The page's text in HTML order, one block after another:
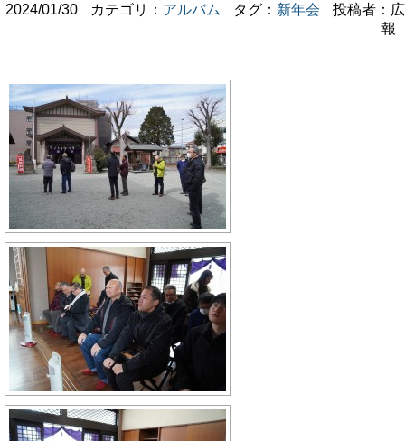
2024/01/30 カテゴリ： アルバム タグ： 新年会
投稿者：広
報